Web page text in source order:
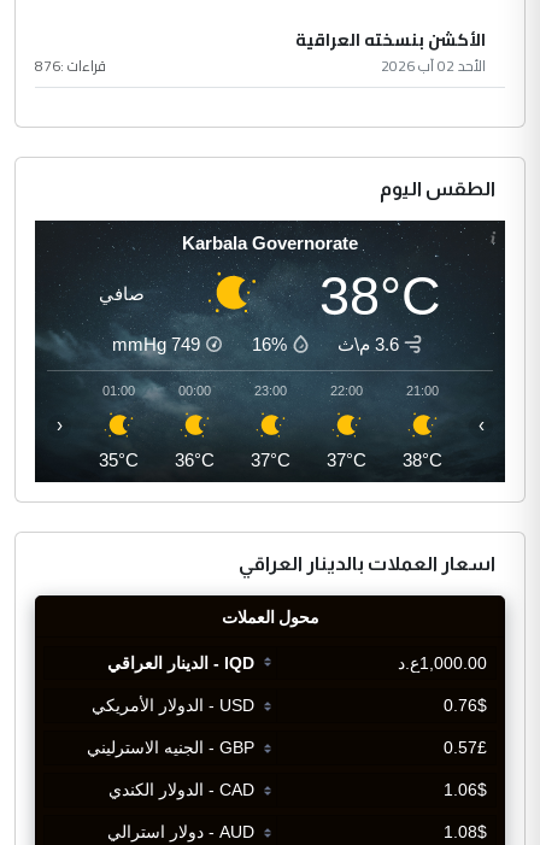
الأكشن بنسخته العراقية
الأحد 02 آب 2026 قراءات :876
الطقس اليوم
Karbala Governorate
38°C صافي
3.6 م\ث 16%
749
mmHg
21:00
38°C
22:00
37°C
23:00
37°C
00:00
36°C
01:00
35°C
‹ ›
اسعار العملات بالدينار العراقي